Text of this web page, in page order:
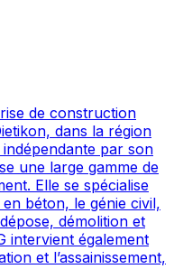
de construction
dans la région
par son
une large gamme de
Elle se spécialise
béton, le génie civil,
démolition et
intervient également
et l’assainissement,